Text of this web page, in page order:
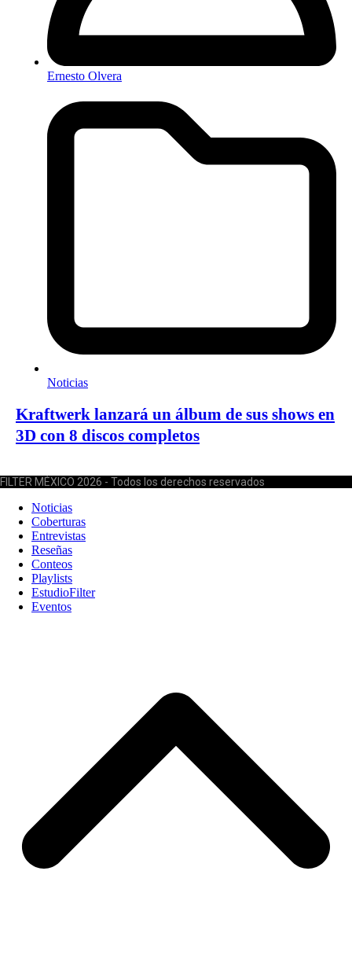
Ernesto Olvera
Noticias
Kraftwerk lanzará un álbum de sus shows en
3D con 8 discos completos
FILTER MÉXICO 2026 - Todos los derechos reservados
Noticias
Coberturas
Entrevistas
Reseñas
Conteos
Playlists
EstudioFilter
Eventos